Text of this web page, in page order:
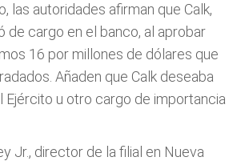
las autoridades afirman que Calk,
de cargo en el banco, al aprobar
16 por millones de dólares que
Añaden que Calk deseaba
Ejército u otro cargo de importancia
Jr., director de la filial en Nueva